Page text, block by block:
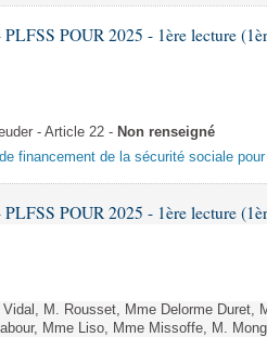
POUR 2025 - 1ère lecture
- Article 22 - Non renseigné
financement de la sécurité sociale pour
POUR 2025 - 1ère lecture
M. Rousset, Mme Delorme Duret,
Mme Liso, Mme Missoffe, M.